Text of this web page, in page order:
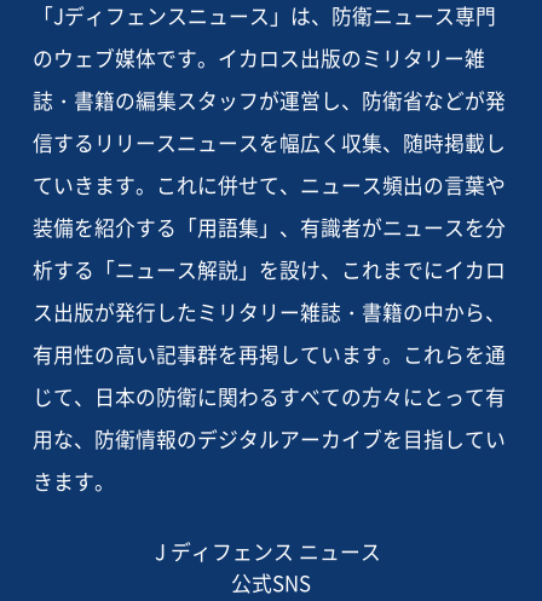
「Jディフェンスニュース」は、防衛ニュース専門
のウェブ媒体です。イカロス出版のミリタリー雑
誌・書籍の編集スタッフが運営し、防衛省などが発
信するリリースニュースを幅広く収集、随時掲載し
ていきます。これに併せて、ニュース頻出の言葉や
装備を紹介する「用語集」、有識者がニュースを分
析する「ニュース解説」を設け、これまでにイカロ
ス出版が発行したミリタリー雑誌・書籍の中から、
有用性の高い記事群を再掲しています。これらを通
じて、日本の防衛に関わるすべての方々にとって有
用な、防衛情報のデジタルアーカイブを目指してい
きます。
J ディフェンス ニュース
公式SNS